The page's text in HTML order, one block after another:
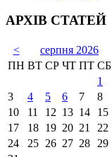
АРХІВ СТАТЕЙ
< серпня 2026
ПН ВТ СР ЧТ ПТ СБ
1
3
4 5 6 7 8
10
11 12 13 14 15
17
18 19 20 21 22
24
25 26 27 28 29